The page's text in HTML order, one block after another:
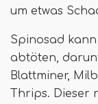
um etwas
Spinosad
abtöten,
Blattminer,
Thrips. Dieser